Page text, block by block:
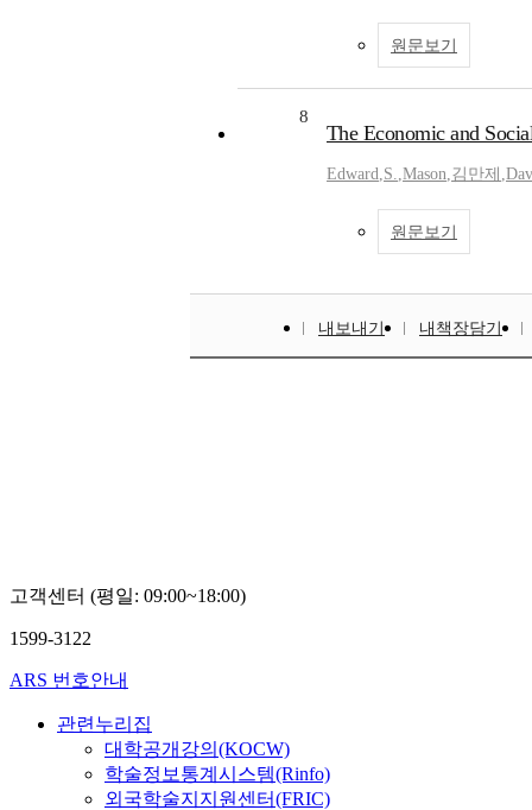
원문보기
8
The Economic and
Edward,S.,Mason,김만제 ,
원문보기
내보내기 내책장담기
고객센터 (평일: 09:00~18:00)
1599-3122
ARS 번호안내
관련누리집
대학공개강의(KOCW)
학술정보통계시스템(Rinfo)
외국학술지지원센터(FRIC)